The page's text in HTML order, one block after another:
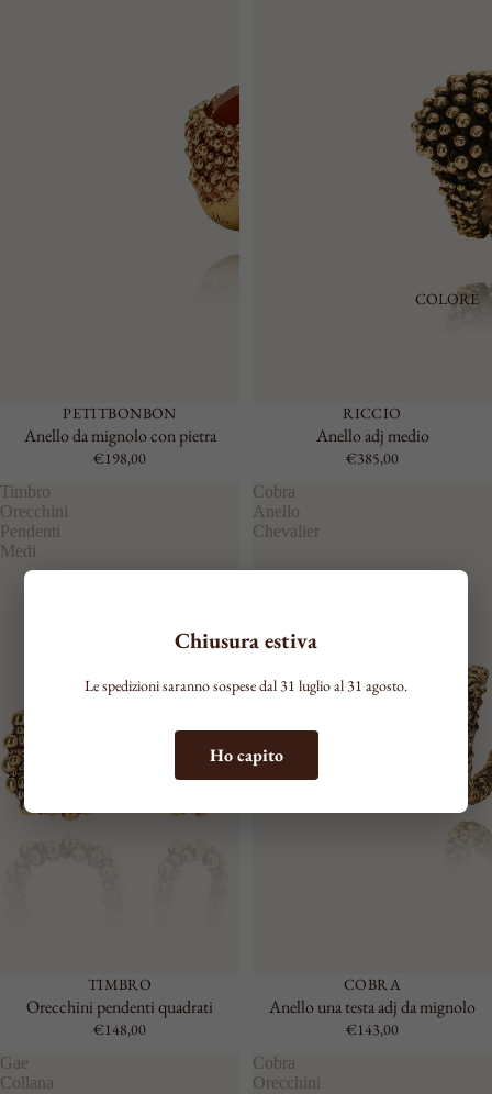
Chiusura estiva
Le spedizioni saranno sospese dal 31 luglio al 31 agosto.
Ho capito
COLORE
PETITBONBON
Anello da mignolo con pietra
€198,00
RICCIO
Anello adj medio
€385,00
Timbro
Orecchini
Pendenti
Medi
TIMBRO
Orecchini pendenti quadrati
€148,00
Cobra
Anello
Chevalier
COBRA
Anello una testa adj da mignolo
€143,00
Gae
Collana
Cobra
Orecchini